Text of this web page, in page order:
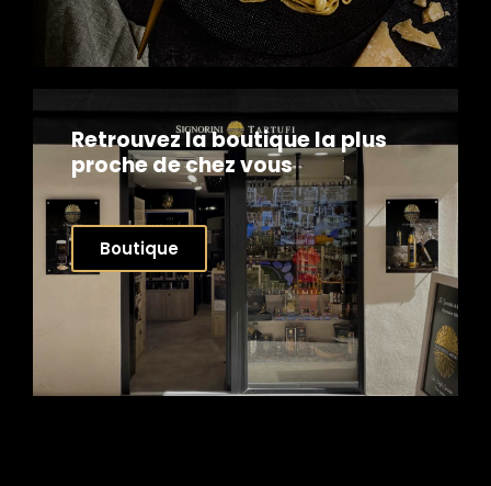
Retrouvez la boutique la plus
proche de chez vous
Boutique